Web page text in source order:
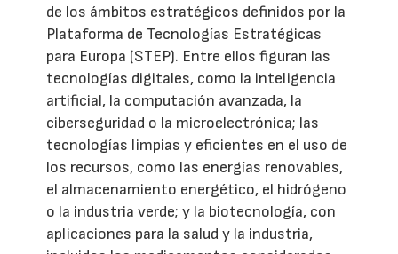
de los ámbitos estratégicos definidos por la
Plataforma de Tecnologías Estratégicas
para Europa (STEP). Entre ellos figuran las
tecnologías digitales, como la inteligencia
artificial, la computación avanzada, la
ciberseguridad o la microelectrónica; las
tecnologías limpias y eficientes en el uso de
los recursos, como las energías renovables,
el almacenamiento energético, el hidrógeno
o la industria verde; y la biotecnología, con
aplicaciones para la salud y la industria,